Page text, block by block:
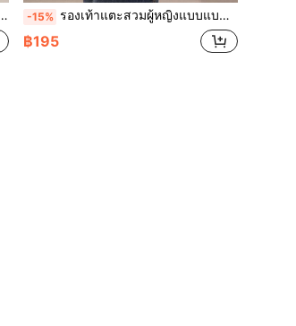
-15% รองเท้าแตะสวมผู้หญิงแบบแบน 2026 ใหม่ ประดับคริสตัลประกาย สายไขว้ ดีไซน์หัวเหลี่ยม ผูกเชือก แฟชั่น มีเสน่ห์ สบาย อเนกประสงค์
฿195